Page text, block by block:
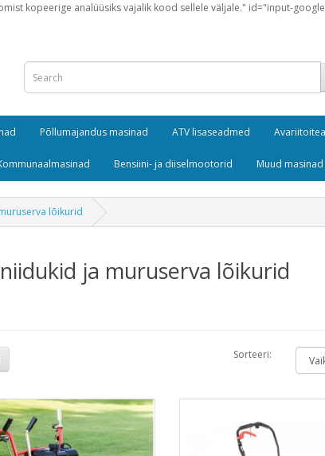
kopeerige analüüsiks vajalik kood sellele väljale." id="input-
Põllumajandus masinad ATV lisaseadmed
Bensiini- ja diiselmootorid Muud
lõikurid
ja muruserva lõikurid
Sorteeri: